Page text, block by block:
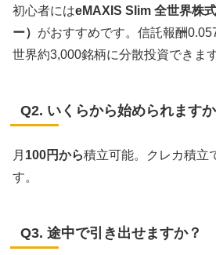
初心者にはeMAXIS Slim 全世界株
ー） がおすすめです。信託報酬
世界約3,000銘柄に分散投資できます
Q2. いくらから始められますか
月 100円から積立可能。クレカ積立
す。
Q3. 途中で引き出せますか？